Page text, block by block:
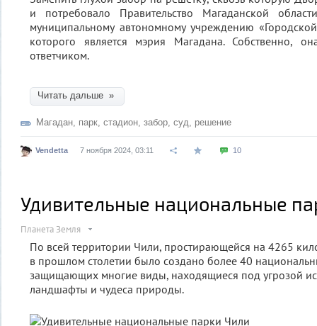
и потребовало Правительство Магаданской
муниципальному автономному учреждению
которого является мэрия Магадана. Собственно,
ответчиком.
Читать дальше »
Магадан парк стадион забор суд решение
Vendetta 7 ноября 2024, 03:11 10
Удивительные национальные
Планета Земля
По всей территории Чили, простирающейся на 4265
в прошлом столетии было создано более 40
защищающих многие виды, находящиеся под угрозой
ландшафты и чудеса природы.